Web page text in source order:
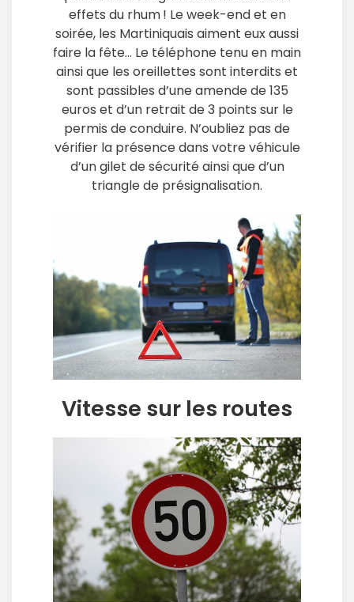
effets du rhum ! Le week-end et en
soirée, les Martiniquais aiment eux aussi
faire la fête… Le téléphone tenu en main
ainsi que les oreillettes sont interdits et
sont passibles d’une amende de 135
euros et d’un retrait de 3 points sur le
permis de conduire. N’oubliez pas de
vérifier la présence dans votre véhicule
d’un gilet de sécurité ainsi que d’un
triangle de présignalisation.
Vitesse sur les routes